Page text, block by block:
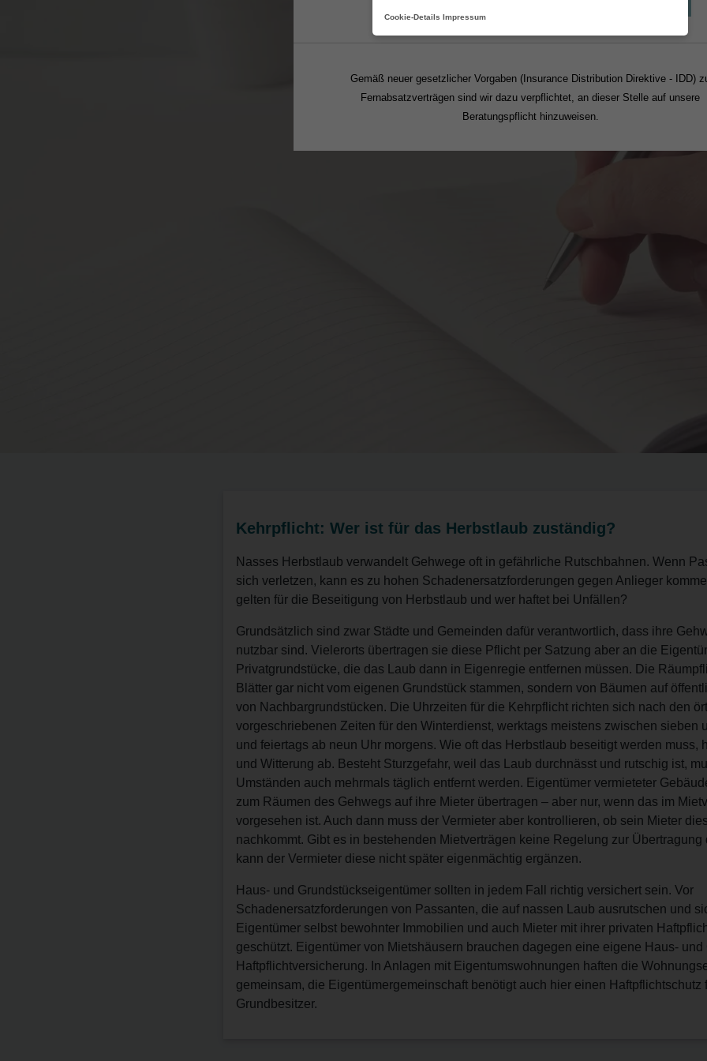
Kehrpflicht: Wer ist für das Herbstlaub zuständig?
Nasses Herbstlaub verwandelt Gehwege oft in gefährliche Rutschbahnen. Wenn
sich verletzen, kann es zu hohen Schadenersatzforderungen gegen Anlieger
gelten für die Beseitigung von Herbstlaub und wer haftet bei Unfällen?
Grundsätzlich sind zwar Städte und Gemeinden dafür verantwortlich, dass ihre
nutzbar sind. Vielerorts übertragen sie diese Pflicht per Satzung aber an die
Privatgrundstücke, die das Laub dann in Eigenregie entfernen müssen. Die
Blätter gar nicht vom eigenen Grundstück stammen, sondern von Bäumen auf
von Nachbargrundstücken. Die Uhrzeiten für die Kehrpflicht richten sich nach den
vorgeschriebenen Zeiten für den Winterdienst, werktags meistens zwischen sieben
und feiertags ab neun Uhr morgens. Wie oft das Herbstlaub beseitigt werden muss,
und Witterung ab. Besteht Sturzgefahr, weil das Laub durchnässt und rutschig ist,
Umständen auch mehrmals täglich entfernt werden. Eigentümer vermieteter
zum Räumen des Gehwegs auf ihre Mieter übertragen – aber nur, wenn das im
vorgesehen ist. Auch dann muss der Vermieter aber kontrollieren, ob sein Mieter
nachkommt. Gibt es in bestehenden Mietverträgen keine Regelung zur Übertragung
kann der Vermieter diese nicht später eigenmächtig ergänzen.
Haus- und Grundstückseigentümer sollten in jedem Fall richtig versichert sein. Vor
Schadenersatzforderungen von Passanten, die auf nassen Laub ausrutschen und
Eigentümer selbst bewohnter Immobilien und auch Mieter mit ihrer privaten
geschützt. Eigentümer von Mietshäusern brauchen dagegen eine eigene Haus- und
Haftpflichtversicherung. In Anlagen mit Eigentumswohnungen haften die
gemeinsam, die Eigentümergemeinschaft benötigt auch hier einen Haftpflichtschutz
Grundbesitzer.
Gemäß neuer gesetzlicher Vorgaben (Insurance Distribution Direktive - IDD)
Fernabsatzverträgen sind wir dazu verpflichtet, an dieser Stelle auf unsere
Beratungspflicht hinzuweisen.
Cookie-Details Impressum